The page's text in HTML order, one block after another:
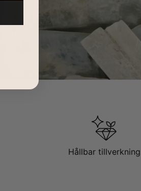
Hållbar tillverkning